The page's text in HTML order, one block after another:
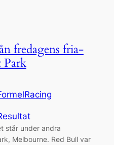
fredagens fria-
Park
står under andra
Melbourne. Red Bull var